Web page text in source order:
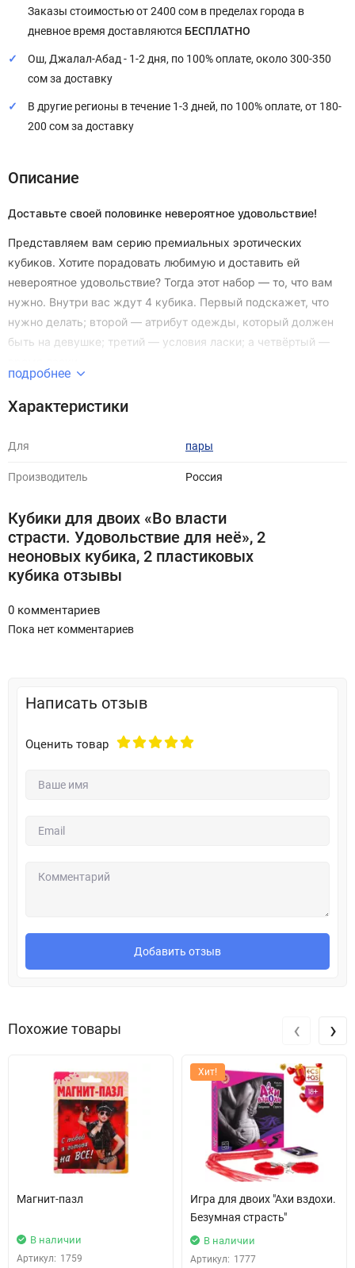
Заказы стоимостью от 2400 сом в пределах города в
дневное время доставляются БЕСПЛАТНО
Ош, Джалал-Абад - 1-2 дня, по 100% оплате, около 300-350
сом за доставку
В другие регионы в течение 1-3 дней, по 100% оплате, от 180-
200 сом за доставку
Описание
Доставьте своей половинке невероятное удовольствие!
Представляем вам серию премиальных эротических
кубиков. Хотите порадовать любимую и доставить ей
невероятное удовольствие? Тогда этот набор — то, что вам
нужно. Внутри вас ждут 4 кубика. Первый подскажет, что
нужно делать; второй — атрибут одежды, который должен
быть на девушке; третий — условия ласки; а четвёртый —
бросьте кубики и воплотите в жизнь указанное.
Внимание!
уникальными. В каждую коробочку вложены разные кубики.
Внутри вы найдёте:
2 неоновых кубика,
2 чёрных кубика,
Познайте грани чувственного удовольствия!
Комплектация
подробнее
Характеристики
Для пары
Производитель Россия
Кубики для двоих «Во власти
страсти. Удовольствие для неё», 2
неоновых кубика, 2 пластиковых
кубика отзывы
0 комментариев
Пока нет комментариев
Написать отзыв
Оценить товар
Добавить отзыв
Похожие товары
Магнит-пазл
В наличии
Артикул: 1759
Хит!
Игра для двоих "Ахи вздохи.
Безумная страсть"
В наличии
Артикул: 1777
‹ ›